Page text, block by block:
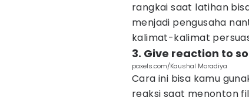
rangkai saat latihan
menjadi pengusaha
kalimat-kalimat
3. Give reaction to
paxels.com/Kaushal Moradiya
Cara ini bisa kamu
reaksi saat menonton